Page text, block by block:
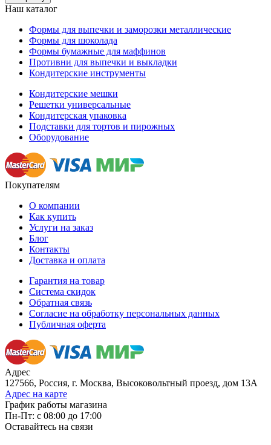
Наш каталог
Формы для выпечки и заморозки металлические
Формы для шоколада
Формы бумажные для маффинов
Противни для выпечки и выкладки
Кондитерские инструменты
Кондитерские мешки
Решетки универсальные
Кондитерская упаковка
Подставки для тортов и пирожных
Оборудование
Покупателям
О компании
Как купить
Услуги на заказ
Блог
Контакты
Доставка и оплата
Гарантия на товар
Система скидок
Обратная связь
Согласие на обработку персональных данных
Публичная оферта
Адрес
127566, Россия, г. Москва, Высоковольтный проезд, дом 13А
Адрес на карте
График работы магазина
Пн-Пт: с 08:00 до 17:00
Оставайтесь на связи